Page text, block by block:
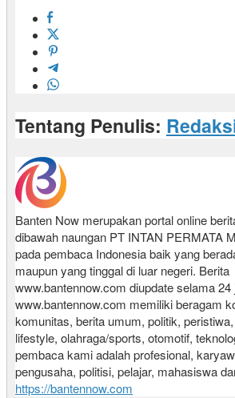
Tentang Penulis:
Banten Now merupakan portal online
dibawah naungan PT INTAN PERMATA
pada pembaca Indonesia baik yang
maupun yang tinggal di luar negeri. Berita
www.bantennow.com diupdate selama 24
www.bantennow.com memiliki beragam
komunitas, berita umum, politik,
lifestyle, olahraga/sports, otomotif,
pembaca kami adalah profesional,
pengusaha, politisi, pelajar, mahasiswa
https://bantennow.com